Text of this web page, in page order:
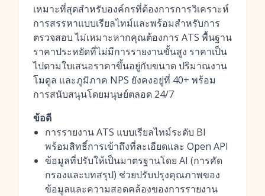
เหมาะที่สุดสำหรับองค์กรที่ต้องการการวิเคราะห์
การสรรหาแบบเรียลไทม์และพร้อมสำหรับการ
ตรวจสอบ ไม่เหมาะหากคุณต้องการ ATS พื้นฐาน
ราคาประหยัดที่ไม่มีการรายงานขั้นสูง ราคาเป็น
ไปตามใบเสนอราคาขึ้นอยู่กับขนาด ปริมาณงาน
โมดูล และภูมิภาค NPS ยังคงอยู่ที่ 40+ พร้อม
การสนับสนุนโดยมนุษย์ตลอด 24/7
ข้อดี
การรายงาน ATS แบบเรียลไทม์ระดับ BI
พร้อมสิทธิ์การเข้าถึงที่ละเอียดและ Open API
ข้อมูลที่ปรับให้เป็นมาตรฐานโดย AI (การคัด
กรองและบทสรุป) ช่วยปรับปรุงคุณภาพของ
ข้อมูลและความสอดคล้องของการรายงาน